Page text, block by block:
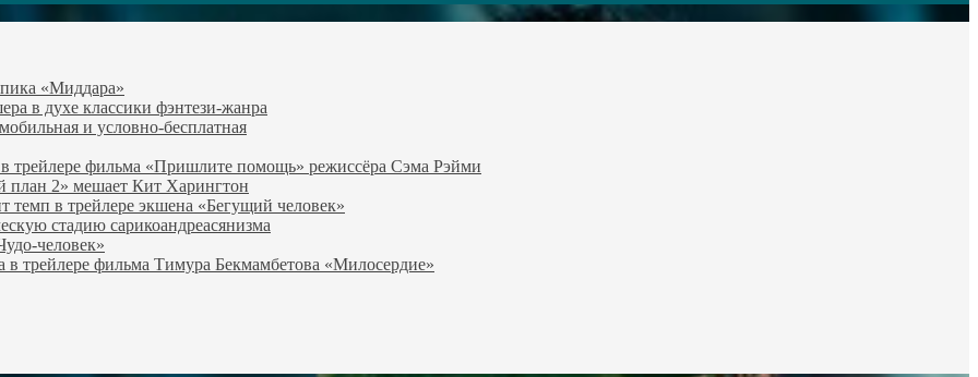
«Миддара»
в духе классики фэнтези-жанра
и условно-бесплатная
трейлере фильма «Пришлите помощь» режиссёра Сэма Рэйми
план 2» мешает Кит Харингтон
в трейлере экшена «Бегущий человек»
стадию сарикоандреасянизма
человек»
трейлере фильма Тимура Бекмамбетова «Милосердие»